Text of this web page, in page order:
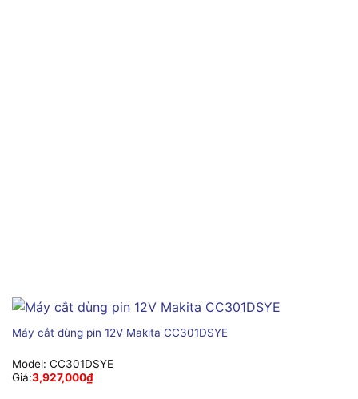
Máy cắt dùng pin 12V Makita CC301DSYE
Model: CC301DSYE
Giá:3,927,000₫